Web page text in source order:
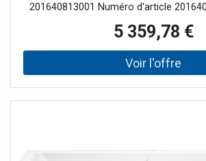
201640813001 Numéro d'article
avec bonde spéciale et trop-plein KA
usine - avec fonction de remplissage
et trop-plein conception autonome
et puriste spécialement développé pour
5 359,78 €